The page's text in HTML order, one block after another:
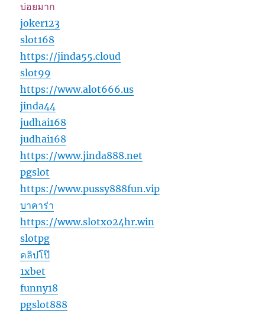
บ่อยมาก
joker123
slot168
https://jinda55.cloud
slot99
https://www.alot666.us
jinda44
judhai168
judhai168
https://www.jinda888.net
pgslot
https://www.pussy888fun.vip
บาคาร่า
https://www.slotxo24hr.win
slotpg
คลิปโป๊
1xbet
funny18
pgslot888